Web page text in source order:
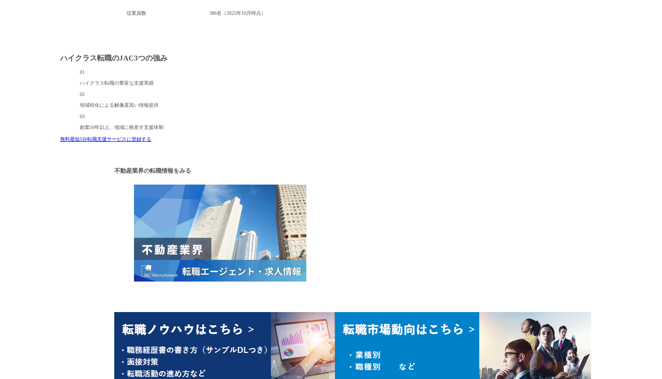
従業員数 386名（2025年10月時点）
ハイクラス転職のJAC3つの強み
01
ハイクラス転職の豊富な支援実績
02
領域特化による解像度高い情報提供
03
創業50年以上、 地域に根差す支援体制
無料最短5分転職支援サービスに登録する
不動産業界の転職情報をみる